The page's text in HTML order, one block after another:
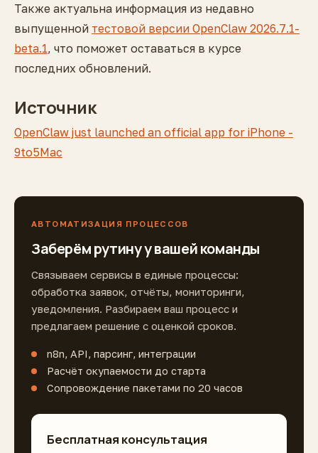
Также актуальна информация из недавно
выпущенной тестовой версии OpenClaw 2026.7.1-
beta.1, что поможет оставаться в курсе
последних обновлений.
Источник
OpenClaw just launched an official app for iPhone -
9to5Mac
АВТОМАТИЗАЦИЯ ПРОЦЕССОВ
Заберём рутину у вашей команды
Связываем сервисы в единые процессы:
обработка заявок, отчёты, мониторинги,
уведомления. Разбираем ваш процесс и
предлагаем решение с оценкой сроков.
n8n, API, парсинг, интеграции
Расчёт окупаемости до старта
Сопровождение пакетами по 20 часов
Бесплатная консультация